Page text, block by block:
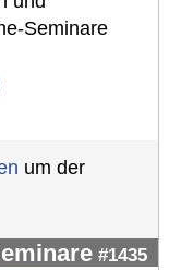
Seminare
um der
#1435